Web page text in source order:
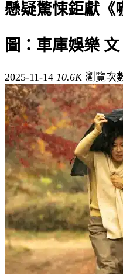
懸疑驚悚鉅獻《
圖：車庫娛樂
2025-11-14 10.6K瀏覽次